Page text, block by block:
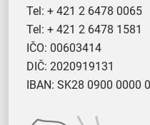
Tel: + 421 2 6478 0065
Tel: + 421 2 6478 1581
IČO: 00603414
DIČ: 2020919131
IBAN: SK28 0900 0000